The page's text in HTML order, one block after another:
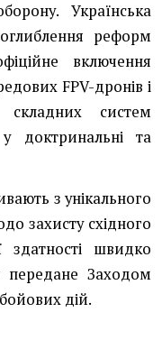
Українська
реформ
включення
FPV-дронів і
складних систем
доктринальні та
з унікального
захисту східного
швидко
передане Заходом
дій.